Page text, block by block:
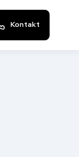
Kontakt